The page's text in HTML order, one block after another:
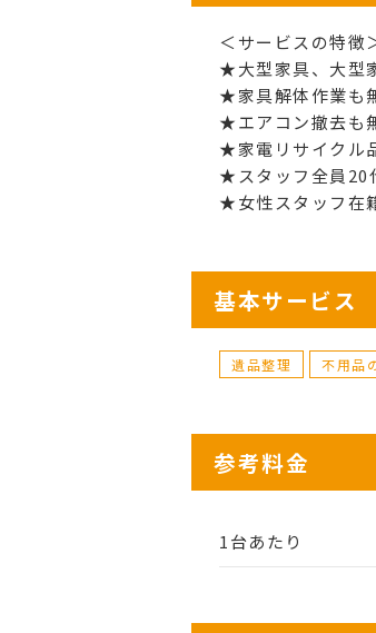
＜サービスの特徴
★大型家具、大型
★家具解体作業も
★エアコン撤去も
★家電リサイクル
★スタッフ全員20
★女性スタッフ在
基本サービス
遺品整理 不用品
参考料金
1台あたり